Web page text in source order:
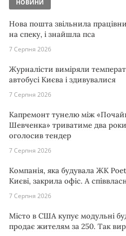
НОВИНИ
Нова пошта звільнила
на спеку, і знайшла пса
7 Серпня 2026
Журналісти виміряли
автобусі Києва і здивувалися
7 Серпня 2026
Капремонт тунелю між
Шевченка» триватиме два
оголосив тендер
7 Серпня 2026
Компанія, яка будувала ЖК
Києві, закрила офіс. А
7 Серпня 2026
Місто в США купує модульні
продає жителям за 250. Так